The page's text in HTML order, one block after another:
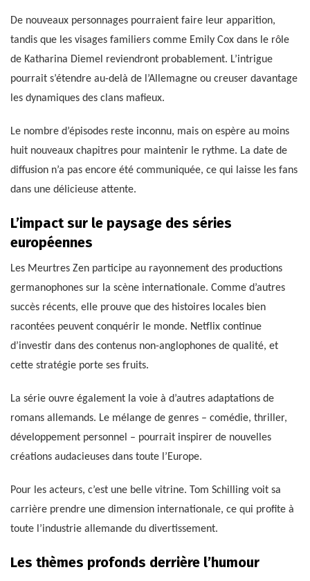
De nouveaux personnages pourraient faire leur apparition,
tandis que les visages familiers comme Emily Cox dans le rôle
de Katharina Diemel reviendront probablement. L’intrigue
pourrait s’étendre au-delà de l’Allemagne ou creuser davantage
les dynamiques des clans mafieux.
Le nombre d’épisodes reste inconnu, mais on espère au moins
huit nouveaux chapitres pour maintenir le rythme. La date de
diffusion n’a pas encore été communiquée, ce qui laisse les fans
dans une délicieuse attente.
L’impact sur le paysage des séries
européennes
Les Meurtres Zen participe au rayonnement des productions
germanophones sur la scène internationale. Comme d’autres
succès récents, elle prouve que des histoires locales bien
racontées peuvent conquérir le monde. Netflix continue
d’investir dans des contenus non-anglophones de qualité, et
cette stratégie porte ses fruits.
La série ouvre également la voie à d’autres adaptations de
romans allemands. Le mélange de genres – comédie, thriller,
développement personnel – pourrait inspirer de nouvelles
créations audacieuses dans toute l’Europe.
Pour les acteurs, c’est une belle vitrine. Tom Schilling voit sa
carrière prendre une dimension internationale, ce qui profite à
toute l’industrie allemande du divertissement.
Les thèmes profonds derrière l’humour